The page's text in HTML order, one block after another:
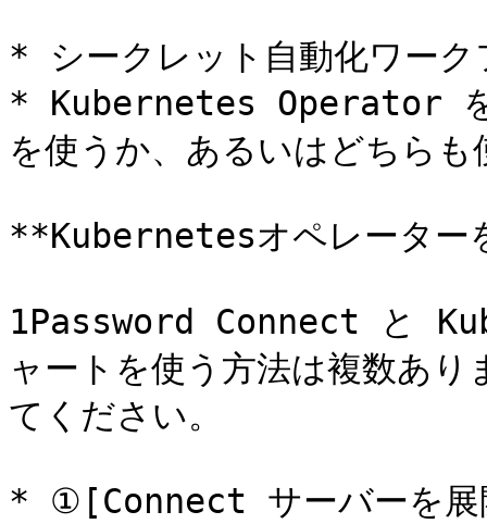
* シークレット自動化ワーク
* Kubernetes Operator
を使うか、あるいはどちらも
**Kubernetesオペレーター
1Password Connect と
ャートを使う方法は複数あ
てください。
* ①[Connect サーバーを展